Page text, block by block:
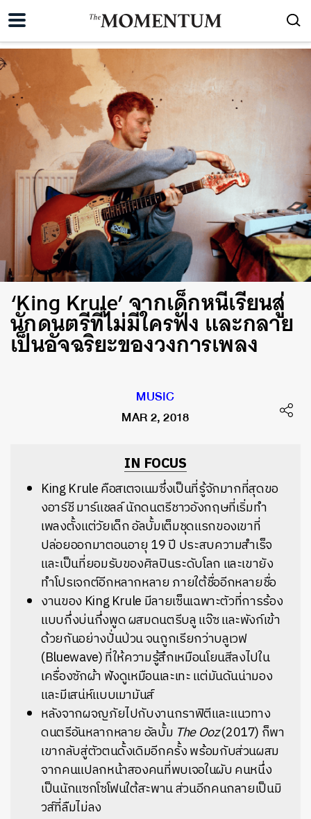
‘King Krule’ จากเด็กหนีเรียนสู่
นักดนตรีที่ไม่มีใครฟัง และกลาย
เป็นอัจฉริยะของวงการเพลง
MUSIC
MAR 2, 2018
IN FOCUS
King Krule คือสเตจเนมซึ่งเป็นที่รู้จักมากที่สุดขอ
งอาร์ชี มาร์แชลล์ นักดนตรีชาวอังกฤษที่เริ่มทำ
เพลงตั้งแต่วัยเด็ก อัลบั้มเต็มชุดแรกของเขาที่
ปล่อยออกมาตอนอายุ 19 ปี ประสบความสำเร็จ
และเป็นที่ยอมรับของศิลปินระดับโลก และเขายัง
ทำโปรเจกต์อีกหลากหลาย ภายใต้ชื่ออีกหลายชื่อ
งานของ King Krule มีลายเซ็นเฉพาะตัวที่การร้อง
แบบกึ่งบ่นกึ่งพูด ผสมดนตรีบลู แจ๊ซ และพังก์เข้า
ด้วยกันอย่างปั่นป่วน จนถูกเรียกว่าบลูเวฟ
(Bluewave) ที่ให้ความรู้สึกเหมือนโยนสีลงไปใน
เครื่องซักผ้า ฟังดูเหมือนเละเทะ แต่มันดันน่ามอง
และมีเสน่ห์แบบเมามันส์
หลังจากผจญภัยไปกับงานกราฟิตีและแนวทาง
ดนตรีอันหลากหลาย อัลบั้ม The Ooz(2017) ก็พา
เขากลับสู่ตัวตนดั้งเดิมอีกครั้ง พร้อมกับส่วนผสม
จากคนแปลกหน้าสองคนที่พบเจอในผับ คนหนึ่ง
เป็นนักแซกโซโฟนใต้สะพาน ส่วนอีกคนกลายเป็นมิ
วส์ที่ลืมไม่ลง